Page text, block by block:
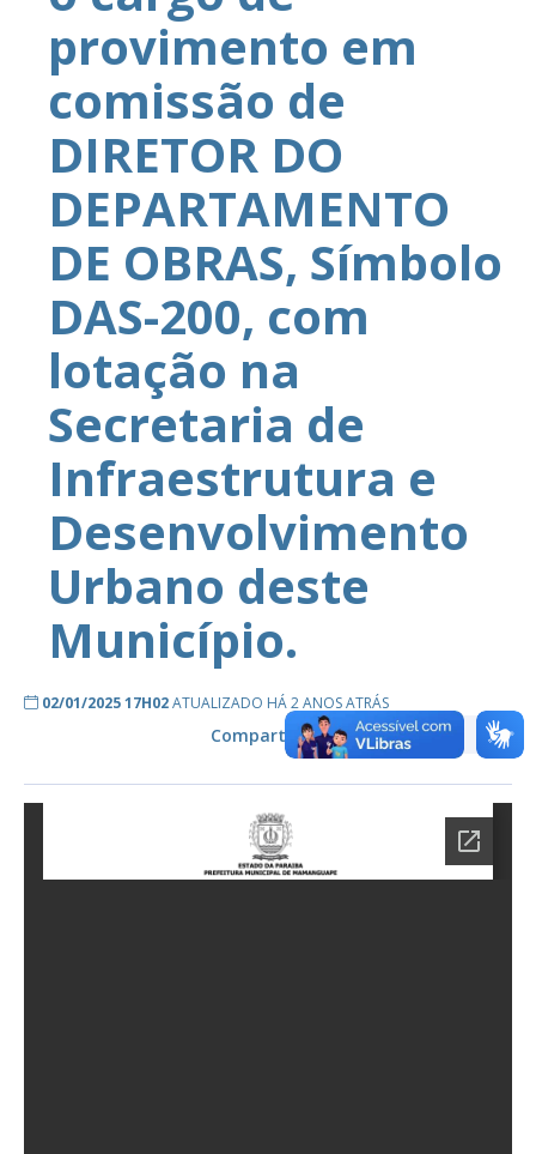
provimento em
comissão de
DIRETOR DO
DEPARTAMENTO
DE OBRAS, Símbolo
DAS-200, com
lotação na
Secretaria de
Infraestrutura e
Desenvolvimento
Urbano deste
Município.
02/01/2025 17H02ATUALIZADO HÁ 2 ANOS ATRÁS
Compartilhe: